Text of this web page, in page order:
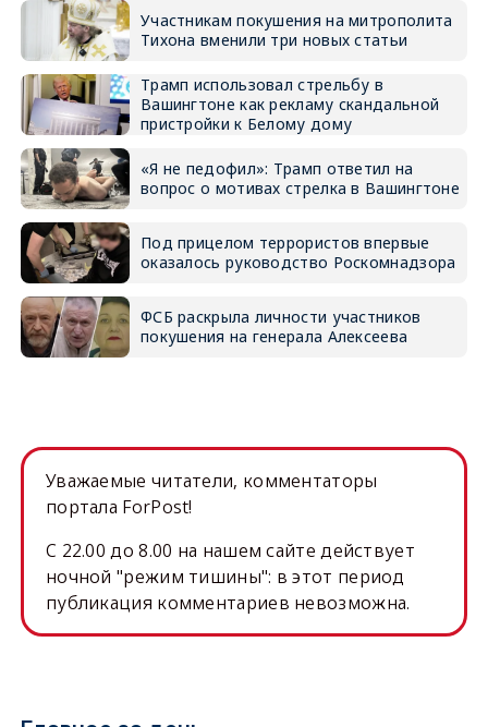
Участникам покушения на митрополита
Тихона вменили три новых статьи
Трамп использовал стрельбу в
Вашингтоне как рекламу скандальной
пристройки к Белому дому
«Я не педофил»: Трамп ответил на
вопрос о мотивах стрелка в Вашингтоне
Под прицелом террористов впервые
оказалось руководство Роскомнадзора
ФСБ раскрыла личности участников
покушения на генерала Алексеева
Уважаемые читатели, комментаторы
портала ForPost!
C 22.00 до 8.00 на нашем сайте действует
ночной "режим тишины": в этот период
публикация комментариев невозможна.